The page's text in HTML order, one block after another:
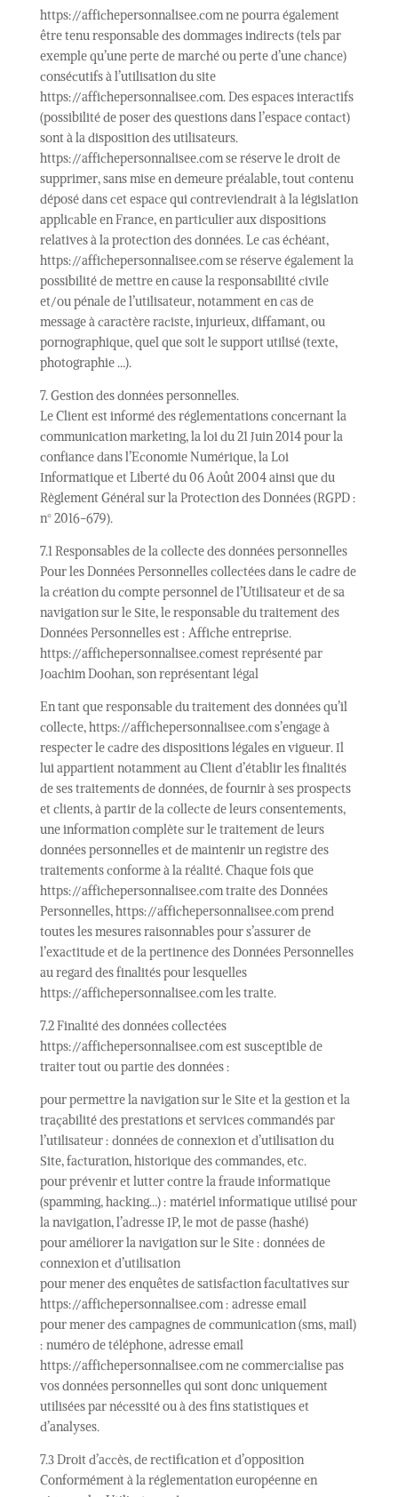
https://affichepersonnalisee.com ne pourra également
être tenu responsable des dommages indirects (tels par
exemple qu’une perte de marché ou perte d’une chance)
consécutifs à l’utilisation du site
https://affichepersonnalisee.com. Des espaces interactifs
(possibilité de poser des questions dans l’espace contact)
sont à la disposition des utilisateurs.
https://affichepersonnalisee.com se réserve le droit de
supprimer, sans mise en demeure préalable, tout contenu
déposé dans cet espace qui contreviendrait à la législation
applicable en France, en particulier aux dispositions
relatives à la protection des données. Le cas échéant,
https://affichepersonnalisee.com se réserve également la
possibilité de mettre en cause la responsabilité civile
et/ou pénale de l’utilisateur, notamment en cas de
message à caractère raciste, injurieux, diffamant, ou
pornographique, quel que soit le support utilisé (texte,
photographie …).
7. Gestion des données personnelles.
Le Client est informé des réglementations concernant la
communication marketing, la loi du 21 Juin 2014 pour la
confiance dans l’Economie Numérique, la Loi
Informatique et Liberté du 06 Août 2004 ainsi que du
Règlement Général sur la Protection des Données (RGPD :
n° 2016-679).
7.1 Responsables de la collecte des données personnelles
Pour les Données Personnelles collectées dans le cadre de
la création du compte personnel de l’Utilisateur et de sa
navigation sur le Site, le responsable du traitement des
Données Personnelles est : Affiche entreprise.
https://affichepersonnalisee.comest représenté par
Joachim Doohan, son représentant légal
En tant que responsable du traitement des données qu’il
collecte, https://affichepersonnalisee.com s’engage à
respecter le cadre des dispositions légales en vigueur. Il
lui appartient notamment au Client d’établir les finalités
de ses traitements de données, de fournir à ses prospects
et clients, à partir de la collecte de leurs consentements,
une information complète sur le traitement de leurs
données personnelles et de maintenir un registre des
traitements conforme à la réalité. Chaque fois que
https://affichepersonnalisee.com traite des Données
Personnelles, https://affichepersonnalisee.com prend
toutes les mesures raisonnables pour s’assurer de
l’exactitude et de la pertinence des Données Personnelles
au regard des finalités pour lesquelles
https://affichepersonnalisee.com les traite.
7.2 Finalité des données collectées
https://affichepersonnalisee.com est susceptible de
traiter tout ou partie des données :
pour permettre la navigation sur le Site et la gestion et la
traçabilité des prestations et services commandés par
l’utilisateur : données de connexion et d’utilisation du
Site, facturation, historique des commandes, etc.
pour prévenir et lutter contre la fraude informatique
(spamming, hacking…) : matériel informatique utilisé pour
la navigation, l’adresse IP, le mot de passe (hashé)
pour améliorer la navigation sur le Site : données de
connexion et d’utilisation
pour mener des enquêtes de satisfaction facultatives sur
https://affichepersonnalisee.com : adresse email
pour mener des campagnes de communication (sms, mail)
: numéro de téléphone, adresse email
https://affichepersonnalisee.com ne commercialise pas
vos données personnelles qui sont donc uniquement
utilisées par nécessité ou à des fins statistiques et
d’analyses.
7.3 Droit d’accès, de rectification et d’opposition
Conformément à la réglementation européenne en